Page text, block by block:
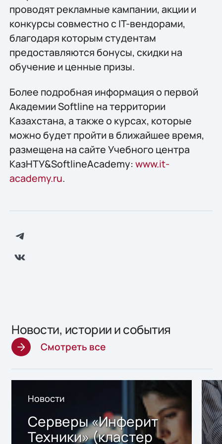
проводят рекламные кампании, акции и
конкурсы совместно с IT-вендорами,
благодаря которым студентам
предоставляются бонусы, скидки на
обучение и ценные призы.
Более подробная информация о первой
Академии Softline на территории
Казахстана, а также о курсах, которые
можно будет пройти в ближайшее время,
размещена на сайте Учебного центра
КазНТУ&SoftlineAcademy: www.it-
academy.ru.
Новости, истории и события
Смотреть все
Новости
Серверы «Инферит
Техники» (кластер